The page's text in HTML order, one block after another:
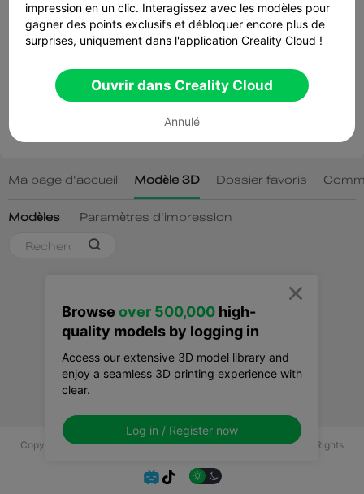
Copyright © 2025 Shenzhen Creality 3D Technology Co., Ltd All Rights
 
Browse over 500,000 high-
quality models by logging in
Access our extensive 3D model library and
enjoy a seamless 3D printing experience with
clear.
Log in / Register now

impression en un clic. Interagissez avec les modèles pour
gagner des points exclusifs et débloquer encore plus de
surprises, uniquement dans l'application Creality Cloud !
Ouvrir dans Creality Cloud
Annulé